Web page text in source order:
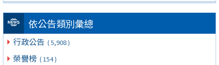
依公告類別彙總
行政公告 ( 5,908 )
榮譽榜 ( 154 )